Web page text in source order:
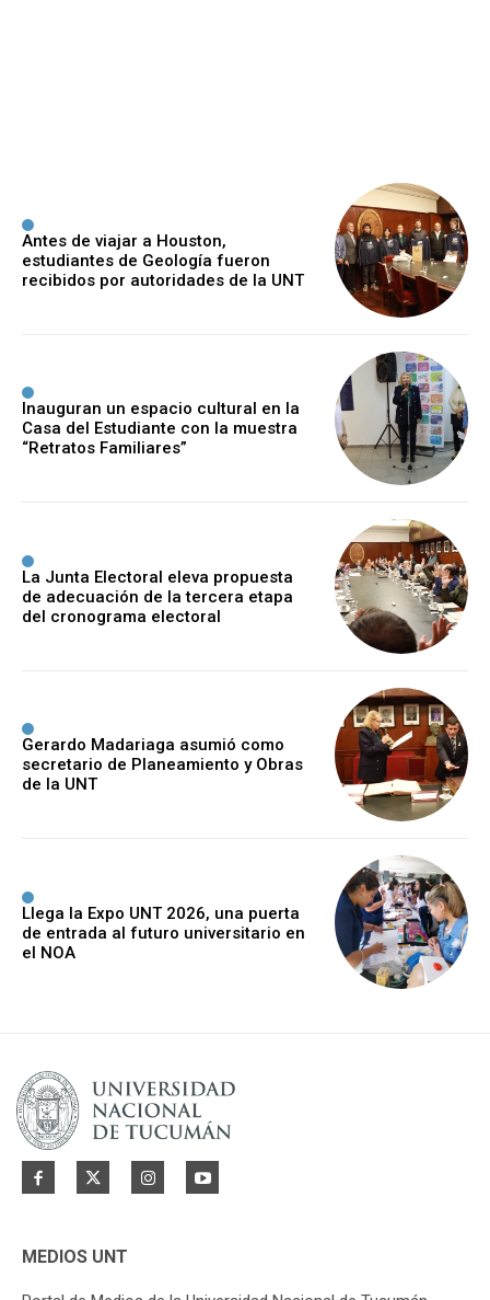
Antes de viajar a Houston,
estudiantes de Geología fueron
recibidos por autoridades de la UNT
Inauguran un espacio cultural en la
Casa del Estudiante con la muestra
“Retratos Familiares”
La Junta Electoral eleva propuesta
de adecuación de la tercera etapa
del cronograma electoral
Gerardo Madariaga asumió como
secretario de Planeamiento y Obras
de la UNT
Llega la Expo UNT 2026, una puerta
de entrada al futuro universitario en
el NOA
MEDIOS UNT